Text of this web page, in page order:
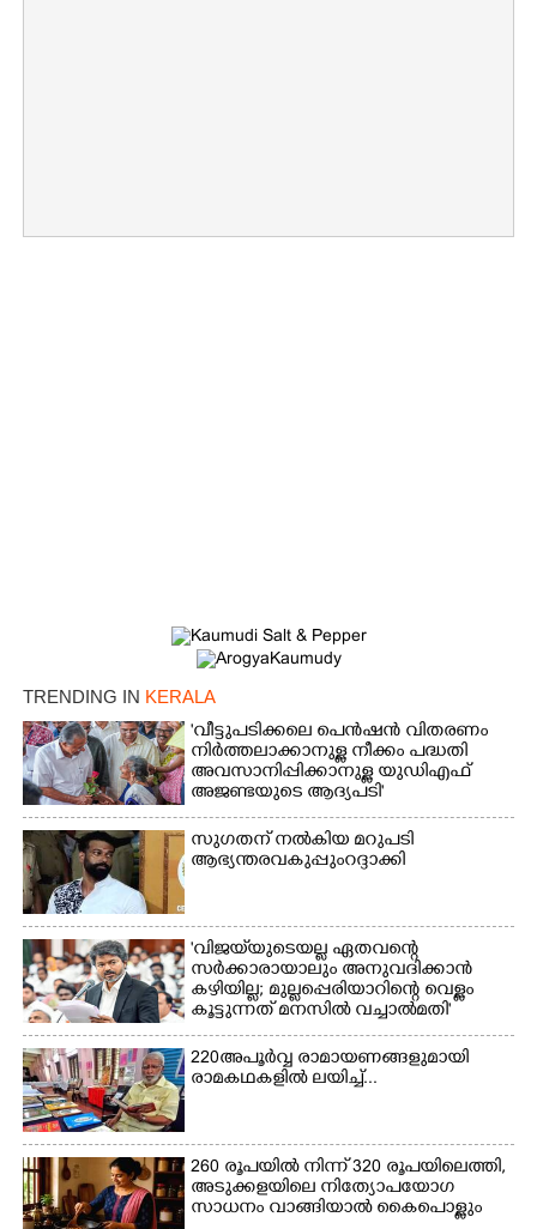
TRENDING IN KERALA
'വീട്ടുപടിക്കലെ പെൻഷൻ വിതരണം
നിർത്തലാക്കാനുള്ള നീക്കം പദ്ധതി
അവസാനിപ്പിക്കാനുള്ള യുഡിഎഫ്
അജണ്ടയുടെ ആദ്യപടി'
സുഗതന് നൽകിയ മറുപടി
ആഭ്യന്തരവകുപ്പും റദ്ദാക്കി
'വിജയ്‌യുടെയല്ല ഏതവന്റെ
സർക്കാരായാലും അനുവദിക്കാൻ
കഴിയില്ല; മുല്ലപ്പെരിയാറിന്റെ വെള്ളം
കൂട്ടുന്നത് മനസിൽ വച്ചാൽമതി'
220 അപൂർവ്വ രാമായണങ്ങളുമായി
രാമകഥകളിൽ ലയിച്ച്...
260 രൂപയിൽ നിന്ന് 320 രൂപയിലെത്തി,
അടുക്കളയിലെ നിത്യോപയോഗ
സാധനം വാങ്ങിയാൽ കൈപൊള്ളും